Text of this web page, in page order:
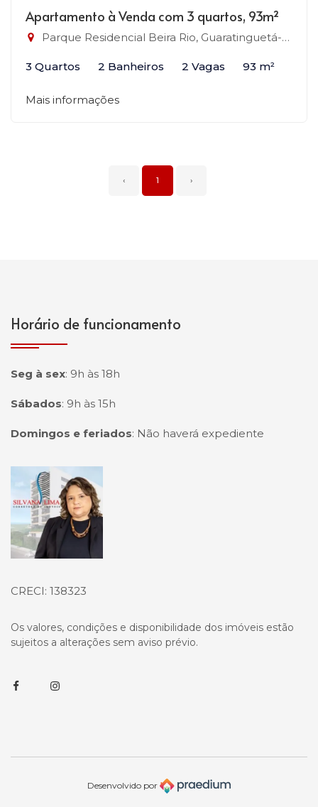
Apartamento à Venda com 3 quartos, 93m²
Parque Residencial Beira Rio, Guaratinguetá-SP
3 Quartos 2 Banheiros 2 Vagas 93 m²
Mais informações
‹ 1 ›
Horário de funcionamento
Seg à sex: 9h às 18h
Sábados: 9h às 15h
Domingos e feriados: Não haverá expediente
Página inicial
CRECI: 138323
Os valores, condições e disponibilidade dos imóveis estão
sujeitos a alterações sem aviso prévio.
FacebookInstagram
Desenvolvido por